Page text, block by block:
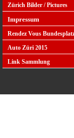
Zürich Bilder / Pictures
Impressum
Rendez Vous
Auto Züri 2015
Link Sammlung